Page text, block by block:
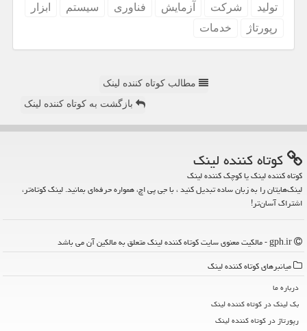
تولید شركت آزمایش فناوری سیستم
ابزار
رپورتاژ
خدمات
مطالب کوتاه کننده لینک
بازگشت به کوتاه کننده لینک
كوتاه كننده لینك
کوتاه کننده لینک یا کوچک کننده لینک
لینک‌هایتان را به زبان ساده تبدیل کنید ، با جی پی اچ، همواره حرفه‌ای بمانید. لینک کوتاه‌تر،
اشتراک آسان‌تر!
میانبرهای كوتاه كننده لینك
درباره ما
بک لینک در كوتاه كننده لینك
رپورتاژ در كوتاه كننده لینك